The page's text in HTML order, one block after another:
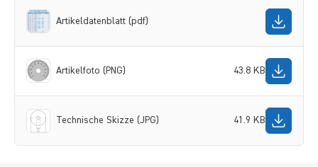
Artikeldatenblatt (pdf)
Artikelfoto (PNG) 43.8 KB
Technische Skizze (JPG) 41.9 KB